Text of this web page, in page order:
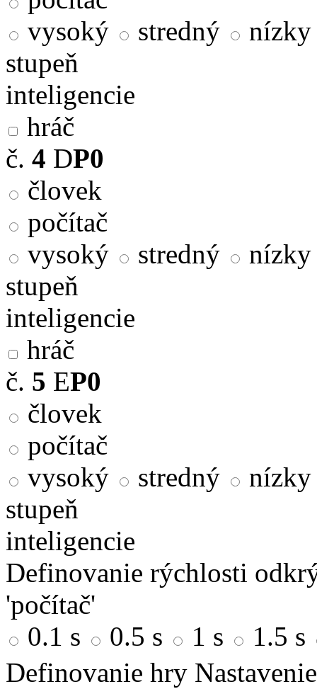
vysoký
stredný
nízky
stupeň
inteligencie
hráč
č. 4 DP0
človek
počítač
vysoký
stredný
nízky
stupeň
inteligencie
hráč
č. 5 EP0
človek
počítač
vysoký
stredný
nízky
stupeň
inteligencie
Definovanie rýchlosti
'počítač'
0.1 s
0.5 s 1 s
1.5 s
Definovanie hry